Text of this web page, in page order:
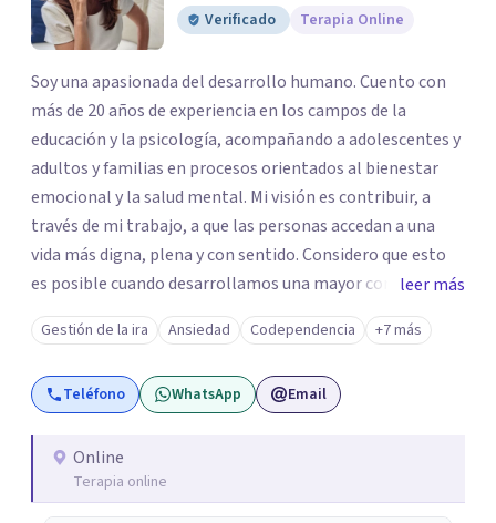
Verificado
Terapia Online
Soy una apasionada del desarrollo humano. Cuento con
más de 20 años de experiencia en los campos de la
educación y la psicología, acompañando a adolescentes y
adultos y familias en procesos orientados al bienestar
emocional y la salud mental. Mi visión es contribuir, a
través de mi trabajo, a que las personas accedan a una
vida más digna, plena y con sentido. Considero que esto
es posible cuando desarrollamos una mayor conciencia
de nuestro mundo interior y de la manera en que nuestras
experiencias influyen en nuestra forma de sentir, pensar y
relacionarnos. Mi misión es ofrecer un espacio de
acompañamiento en salud mental basado en la
cada persona. Integro conocimientos y herramientas de
la psicología con un enfoque informado en trauma para
ayudar a mis clientes a comprender sus conflictos
leer más
Gestión de la ira Ansiedad Codependencia +7 más
Teléfono WhatsApp Email
Online
Terapia online